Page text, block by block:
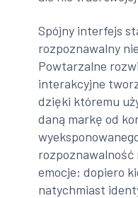
Spójny interfejs
rozpoznawalny
Powtarzalne
interakcyjne
dzięki któremu
daną markę od
rozpoznawalność
emocje: dopiero
natychmiast